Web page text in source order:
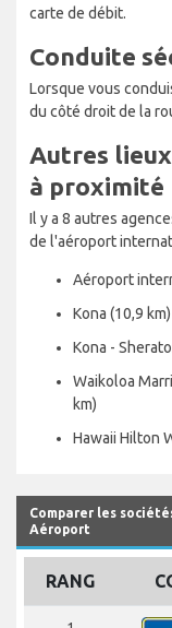
carte de débit.
Conduite
Lorsque vous
du côté droit de la
Autres
à proximité
Il y a 8 autres
de l'aéroport
Aéroport
Kona (10,9 km)
Kona -
Waikoloa
km)
Hawaii Hilton
Comparer les
Aéroport
RANG